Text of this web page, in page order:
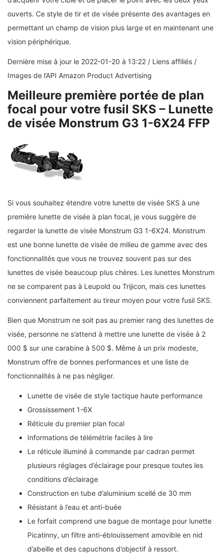
ouverts. Ce style de tir et de visée présente des avantages en
permettant un champ de vision plus large et en maintenant une
vision périphérique.
Dernière mise à jour le 2022-01-20 à 13:22 / Liens affiliés /
Images de l’API Amazon Product Advertising
Meilleure première portée de plan
focal pour votre fusil SKS – Lunette
de visée Monstrum G3 1-6X24 FFP
Si vous souhaitez étendre votre lunette de visée SKS à une
première lunette de visée à plan focal, je vous suggère de
regarder la lunette de visée Monstrum G3 1-6X24. Monstrum
est une bonne lunette de visée de milieu de gamme avec des
fonctionnalités que vous ne trouvez souvent pas sur des
lunettes de visée beaucoup plus chères. Les lunettes Monstrum
ne se comparent pas à Leupold ou Trijicon, mais ces lunettes
conviennent parfaitement au tireur moyen pour votre fusil SKS.
Bien que Monstrum ne soit pas au premier rang des lunettes de
visée, personne ne s’attend à mettre une lunette de visée à 2
000 $ sur une carabine à 500 $. Même à un prix modeste,
Monstrum offre de bonnes performances et une liste de
fonctionnalités à ne pas négliger.
Lunette de visée de style tactique haute performance
Grossissement 1-6X
Réticule du premier plan focal
Informations de télémétrie faciles à lire
Le réticule illuminé à commande par cadran permet
plusieurs réglages d’éclairage pour presque toutes les
conditions d’éclairage
Construction en tube d’aluminium scellé de 30 mm
Résistant à l’eau et anti-buée
Le forfait comprend une bague de montage pour lunette
Picatinny, un filtre anti-éblouissement amovible en nid
d’abeille et des capuchons d’objectif à ressort.